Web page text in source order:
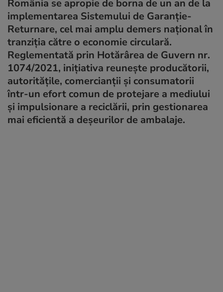
România se apropie de borna de un an de la
implementarea Sistemului de Garanție-
Returnare, cel mai amplu demers național în
tranziția către o economie circulară.
Reglementată prin Hotărârea de Guvern nr.
1074/2021, inițiativa reunește producătorii,
autoritățile, comercianții și consumatorii
într-un efort comun de protejare a mediului
și impulsionare a reciclării, prin gestionarea
mai eficientă a deșeurilor de ambalaje.